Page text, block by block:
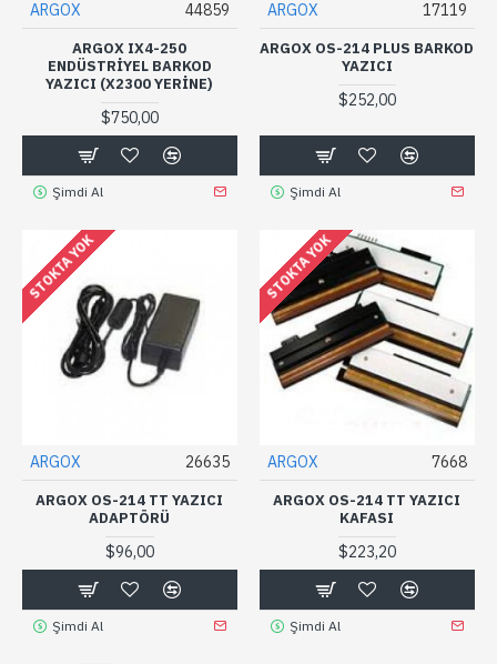
ARGOX 44859
ARGOX IX4-250
ENDÜSTRIYEL BARKOD
YAZICI (X2300 YERINE)
$750,00
Şimdi Al
ARGOX 17119
ARGOX OS-214 PLUS BARKOD
YAZICI
$252,00
Şimdi Al
STOKTA YOK
ARGOX 26635
ARGOX OS-214 TT YAZICI
ADAPTÖRÜ
$96,00
Şimdi Al
STOKTA YOK
ARGOX 7668
ARGOX OS-214 TT YAZICI
KAFASI
$223,20
Şimdi Al